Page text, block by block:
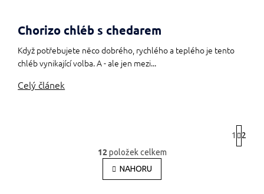
Chorizo chléb s chedarem
Když potřebujete něco dobrého, rychlého a teplého je tento
chléb vynikající volba. A - ale jen mezi...
Celý článek
O
v
l
t
1 2
12položek celkem
NAHORU